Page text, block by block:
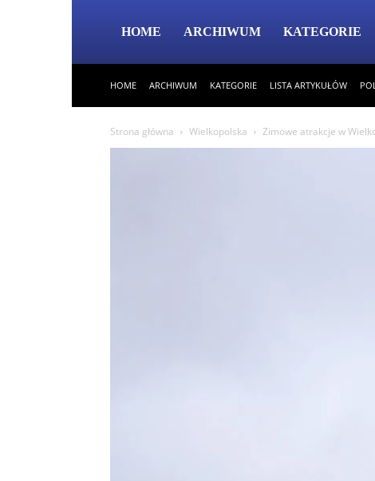
HOME ARCHIWUM KATEGORIE
HOME ARCHIWUM KATEGORIE LISTA ARTYKUŁÓW
Strona główna Wielkopolska Zimowe atrakcje w